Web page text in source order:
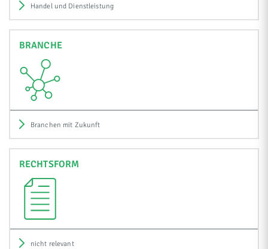
Handel und Dienstleistung
BRANCHE
Branchen mit Zukunft
RECHTSFORM
nicht relevant